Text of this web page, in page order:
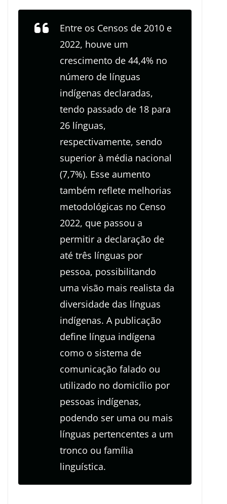
Entre os Censos de 2010 e
2022, houve um
crescimento de 44,4% no
número de línguas
indígenas declaradas,
tendo passado de 18 para
26 línguas,
respectivamente, sendo
superior à média nacional
(7,7%). Esse aumento
também reflete melhorias
metodológicas no Censo
2022, que passou a
permitir a declaração de
até três línguas por
pessoa, possibilitando
uma visão mais realista da
diversidade das línguas
indígenas. A publicação
define língua indígena
como o sistema de
comunicação falado ou
utilizado no domicílio por
pessoas indígenas,
podendo ser uma ou mais
línguas pertencentes a um
tronco ou família
linguística.